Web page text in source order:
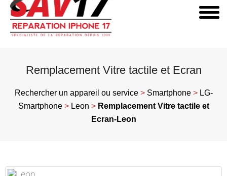
content
Remplacement Vitre tactile et Ecran
Rechercher un appareil ou service> Smartphone> LG-
Smartphone> Leon > Remplacement Vitre tactile et
Ecran-Leon